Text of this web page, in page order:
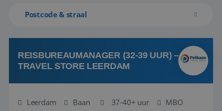
Postcode & straal
REISBUREAUMANAGER (32-39 UUR) –
TRAVEL STORE LEERDAM
Leerdam Baan 37-40+ uur MBO